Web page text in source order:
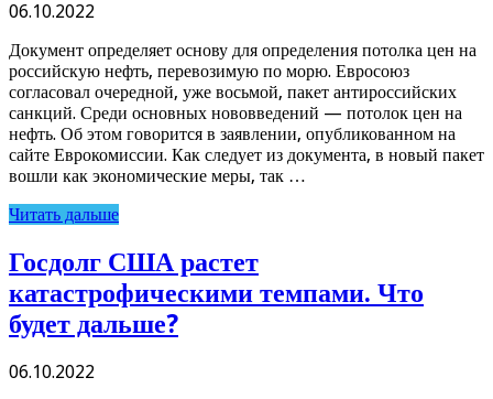
06.10.2022
Документ определяет основу для определения потолка цен на
российскую нефть, перевозимую по морю. Евросоюз
согласовал очередной, уже восьмой, пакет антироссийских
санкций. Среди основных нововведений — потолок цен на
нефть. Об этом говорится в заявлении, опубликованном на
сайте Еврокомиссии. Как следует из документа, в новый пакет
вошли как экономические меры, так …
Читать дальше
Госдолг США растет
катастрофическими темпами. Что
будет дальше?
06.10.2022